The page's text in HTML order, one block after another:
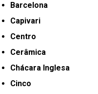
Barcelona
Capivari
Centro
Cerâmica
Chácara Inglesa
Cinco